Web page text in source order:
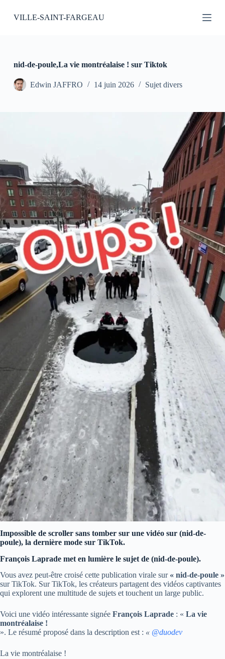
VILLE-SAINT-FARGEAU
nid-de-poule,La vie montréalaise ! sur Tiktok
Edwin JAFFRO 14 juin 2026 Sujet divers
Impossible de scroller sans tomber sur une vidéo sur (nid-de-
poule), la dernière mode sur TikTok.
François Laprade met en lumière le sujet de (nid-de-poule).
Vous avez peut-être croisé cette publication virale sur « nid-de-poule »
sur TikTok. Sur TikTok, les créateurs partagent des vidéos captivantes
qui explorent une multitude de sujets et touchent un large public.
Voici une vidéo intéressante signée François Laprade : « La vie
montréalaise !
». Le résumé proposé dans la description est : « @duodev
La vie montréalaise !